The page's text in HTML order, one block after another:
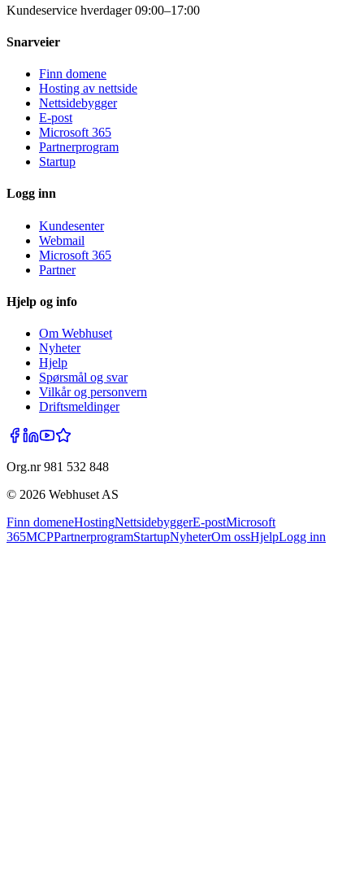
Kundeservice hverdager 09:00–17:00
Snarveier
Finn domene
Hosting av nettside
Nettsidebygger
E-post
Microsoft 365
Partnerprogram
Startup
Logg inn
Kundesenter
Webmail
Microsoft 365
Partner
Hjelp og info
Om Webhuset
Nyheter
Hjelp
Spørsmål og svar
Vilkår og personvern
Driftsmeldinger
Org.nr 981 532 848
© 2026 Webhuset AS
Finn domeneHostingNettsidebyggerE-postMicrosoft
365MCPPartnerprogramStartupNyheterOm ossHjelpLogg inn